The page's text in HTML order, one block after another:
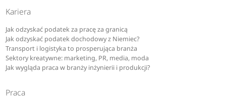
Kariera
Jak odzyskać podatek za pracę za granicą
Jak odzyskać podatek dochodowy z Niemiec?
Transport i logistyka to prosperująca branża
Sektory kreatywne: marketing, PR, media, moda
Jak wygląda praca w branży inżynierii i produkcji?
Praca